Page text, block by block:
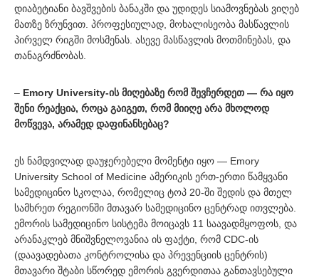
დიაბეტიანი ბავშვების ბანაკში და უდიდეს სიამოვნებას ვიღებ
მათზე ზრუნვით. პროფესიულად, მოხალისეობა მასწავლის
პირველ რიგში მოსმენას. ასევე მასწავლის მოთმინებას, და
თანაგრძნობას.
– Emory University-ის მიღებაზე რომ შევჩერდეთ — რა იყო
შენი რეაქცია, როცა გაიგეთ, რომ მიიღე არა მხოლოდ
მოწვევა, არამედ დაფინანსებაც?
ეს ნამდვილად დაუჯერებელი მომენტი იყო — Emory
University School of Medicine ამერიკის ერთ-ერთი წამყვანი
სამედიცინო სკოლაა, რომელიც ტოპ 20-ში შედის და მთელ
სამხრეთ რეგიონში მთავარ სამედიცინო ცენტრად ითვლება.
ემორის სამედიცინო სისტემა მოიცავს 11 საავადმყოფოს, და
არანაკლებ მნიშვნელოვანია ის ფაქტი, რომ CDC-ის
(დაავადებათა კონტროლისა და პრევენციის ცენტრის)
მთავარი შტაბი სწორედ ემორის გვერდითაა განთავსებული